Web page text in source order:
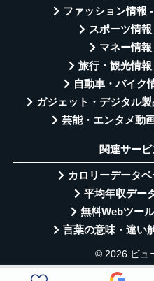
ファッション情報
スポーツ情
マネー情
旅行・観光情
自動車・バイク
ガジェット・デジタル
芸能・エンタメ動
関連サー
カロリーデータ
平均年収デー
無料Webツー
言葉の意味・違い
© 2026 ビュ